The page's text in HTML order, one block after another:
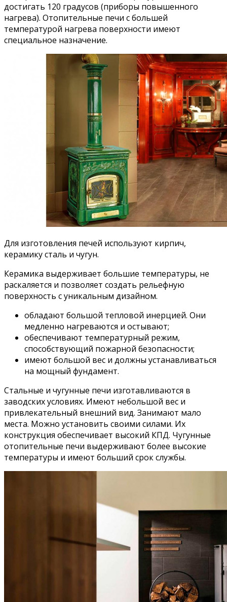
достигать 120 градусов (приборы повышенного
нагрева). Отопительные печи с большей
температурой нагрева поверхности имеют
специальное назначение.
Для изготовления печей используют кирпич,
керамику сталь и чугун.
Керамика выдерживает большие температуры, не
раскаляется и позволяет создать рельефную
поверхность с уникальным дизайном.
обладают большой тепловой инерцией. Они
медленно нагреваются и остывают;
обеспечивают температурный режим,
способствующий пожарной безопасности;
имеют большой вес и должны устанавливаться
на мощный фундамент.
Стальные и чугунные печи изготавливаются в
заводских условиях. Имеют небольшой вес и
привлекательный внешний вид. Занимают мало
места. Можно установить своими силами. Их
конструкция обеспечивает высокий КПД. Чугунные
отопительные печи выдерживают более высокие
температуры и имеют больший срок службы.